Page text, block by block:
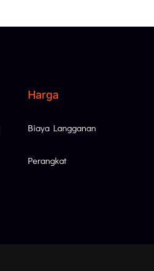
Harga
Biaya Langganan
Perangkat